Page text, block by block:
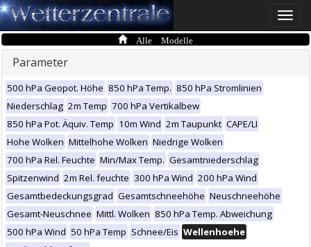
Toggle
Alle Modelle
Parameter
500 hPa Geopot. Höhe 850 hPa Temp. 850 hPa Stromlinien
Niederschlag 2m Temp 700 hPa Vertikalbew
850 hPa Pot. Äquiv. Temp 10m Wind 2m Taupunkt CAPE/LI
Hohe Wolken Mittelhohe Wolken Niedrige Wolken
700 hPa Rel. Feuchte Min/Max Temp. Gesamtniederschlag
Spitzenwind 2m Rel. feuchte 300 hPa Wind 200 hPa Wind
Gesamtbedeckungsgrad Gesamtschneehöhe Neuschneehöhe
Gesamt-Neuschnee Mittl. Wolken 850 hPa Temp. Abweichung
500 hPa Wind 50 hPa Temp Schnee/Eis Wellenhoehe